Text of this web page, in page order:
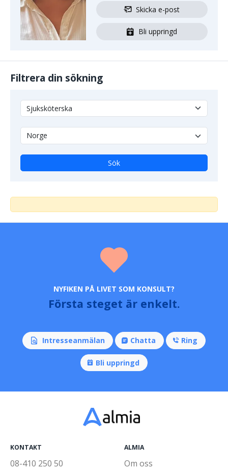
Skicka e-post
Bli uppringd
Filtrera din sökning
Sök
NYFIKEN PÅ LIVET SOM KONSULT?
Första steget är enkelt.
Intresseanmälan Chatta Ring
Bli uppringd
KONTAKT
08-410 250 50
ALMIA
Om oss